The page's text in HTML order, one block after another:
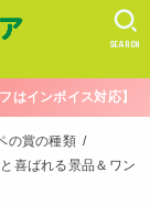
SEARCH
はインボイス対応】
の賞の種類
喜ばれる景品＆ワン